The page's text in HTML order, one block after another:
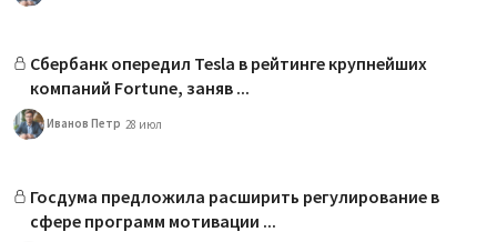
Сбербанк опередил Tesla в рейтинге крупнейших
компаний Fortune, заняв ...
Иванов Петр 28 июл
Госдума предложила расширить регулирование в
сфере программ мотивации ...